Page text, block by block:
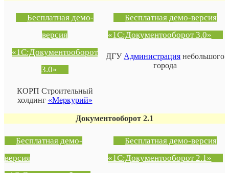
Бесплатная демо-
версия
«1С:Документооборот
3.0»
КОРП Строительный
холдинг «Меркурий»
Бесплатная демо-версия
«1С:Документооборот 3.0»
ДГУ Администрация небольшого
города
Документооборот 2.1
Бесплатная демо-
версия
Бесплатная демо-версия
«1С:Документооборот 2.1»